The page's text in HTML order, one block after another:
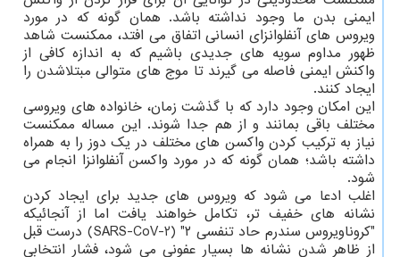
ایمنی بدن ما وجود نداشته باشد. همان گونه که در مورد
ویروس های آنفلوانزای انسانی اتفاق می افتد، ممکنست شاهد
ظهور مداوم سویه های جدیدی باشیم که به اندازه کافی از
واکنش ایمنی فاصله می گیرند تا موج های متوالی مبتلاشدن را
ایجاد کنند.
این امکان وجود دارد که با گذشت زمان، خانواده های ویروسی
مختلف باقی بمانند و از هم جدا شوند. این مساله ممکنست
نیاز به ترکیب کردن واکسن های مختلف در یک دوز را به همراه
داشته باشد؛ همان گونه که در مورد واکسن آنفلوانزا انجام می
شود.
اغلب ادعا می شود که ویروس های جدید برای ایجاد کردن
نشانه های خفیف تر، تکامل خواهند یافت اما از آنجائیکه
"کروناویروس سندرم حاد تنفسی ۲" (SARS-CoV-2) درست قبل
از ظاهر شدن نشانه ها بسیار عفونی می شود، فشار انتخابی